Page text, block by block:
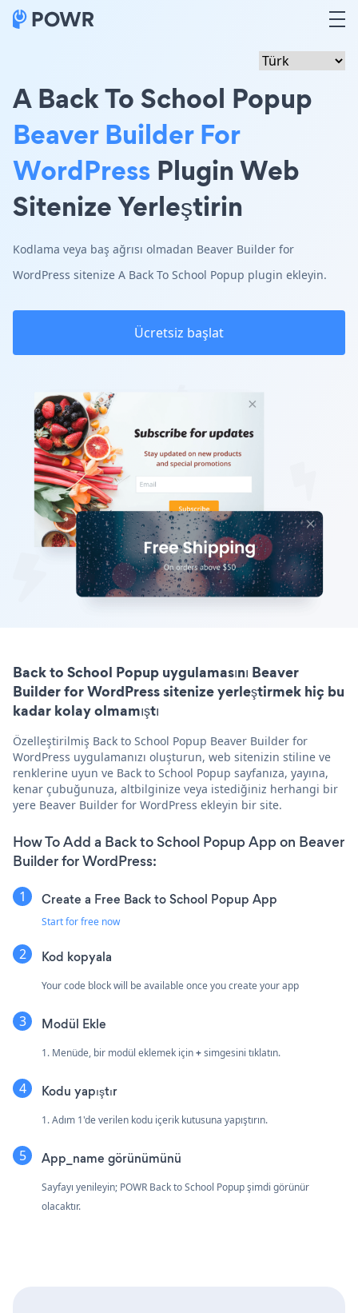
A Back To School Popup
Beaver Builder For
WordPress Plugin Web
Sitenize Yerleştirin
Kodlama veya baş ağrısı olmadan Beaver Builder for
WordPress sitenize A Back To School Popup plugin ekleyin.
Ücretsiz başlat
Back to School Popup uygulamasını Beaver
Builder for WordPress sitenize yerleştirmek hiç bu
kadar kolay olmamıştı
Özelleştirilmiş Back to School Popup Beaver Builder for
WordPress uygulamanızı oluşturun, web sitenizin stiline ve
renklerine uyun ve Back to School Popup sayfanıza, yayına,
kenar çubuğunuza, altbilginize veya istediğiniz herhangi bir
yere Beaver Builder for WordPress ekleyin bir site.
How To Add a Back to School Popup App on Beaver
Builder for WordPress:
Create a Free Back to School Popup App
Start for free now
Kod kopyala
Your code block will be available once you create your app
Modül Ekle
1. Menüde, bir modül eklemek için+simgesini tıklatın.
Kodu yapıştır
1. Adım 1'de verilen kodu içerik kutusuna yapıştırın.
App_name görünümünü
Sayfayı yenileyin; POWR Back to School Popup şimdi görünür
olacaktır.